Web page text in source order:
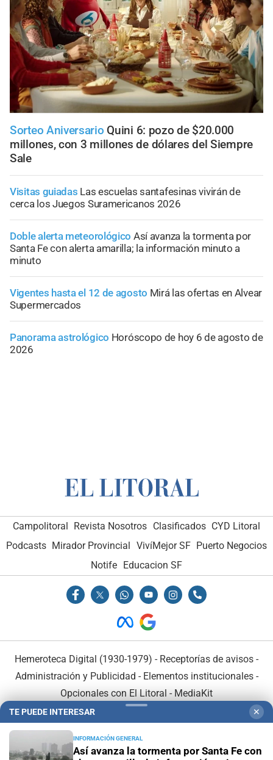
Sorteo Aniversario Quini 6: pozo de $20.000
millones, con 3 millones de dólares del Siempre
Sale
Visitas guiadas Las escuelas santafesinas vivirán de
cerca los Juegos Suramericanos 2026
Doble alerta meteorológico Así avanza la tormenta por
Santa Fe con alerta amarilla; la información minuto a
minuto
Vigentes hasta el 12 de agosto Mirá las ofertas en Alvear
Supermercados
Panorama astrológico Horóscopo de hoy 6 de agosto de
2026
Campolitoral Revista Nosotros Clasificados CYD Litoral
Podcasts Mirador Provincial VivíMejor SF Puerto Negocios
Notife Educacion SF
Hemeroteca Digital (1930-1979) - Receptorías de avisos -
Administración y Publicidad - Elementos institucionales-
Opcionales con El Litoral - MediaKit
TE PUEDE INTERESAR ✕
INFORMACIÓN GENERAL
Así avanza la tormenta por Santa Fe con